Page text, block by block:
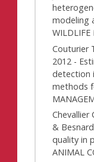
modeling
WILDLIFE
Couturier
2012 -
detection
methods
Chevallier
&
quality in
ANIMAL